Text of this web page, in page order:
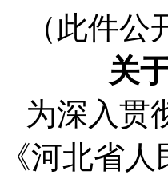
（此件公
关
为深入贯
《河北省